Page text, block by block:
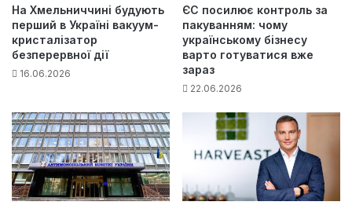
На Хмельниччині будують
перший в Україні вакуум-
кристалізатор
безперервної дії
16.06.2026
ЄС посилює контроль за
пакуванням: чому
українському бізнесу
варто готуватися вже
зараз
22.06.2026